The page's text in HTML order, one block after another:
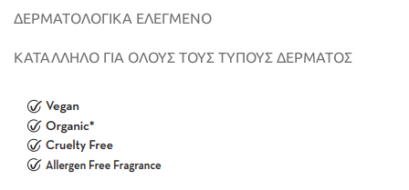
ΔΕΡΜΑΤΟΛΟΓΙΚΑ ΕΛΕΓΜΕΝΟ
ΚΑΤΑΛΛΗΛΟ ΓΙΑ ΟΛΟΥΣ ΤΟΥΣ ΤΥΠΟΥΣ ΔΕΡΜΑΤΟΣ